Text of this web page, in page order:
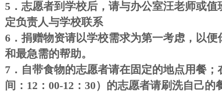
5 ． 志愿者到学校后，请与办公室汪老师或
定负责人与学校联系
6 ． 捐赠物资请以学校需求为第一考虑，以
和最急需的帮助。
7 ． 自带食物的志愿者请在固定的地点用餐
间： 12 ： 00-12 ： 30）的志愿者请刷洗自己的